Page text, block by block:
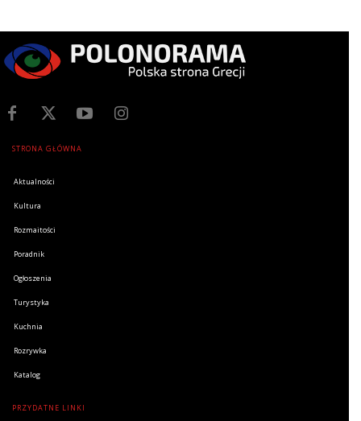
STRONA GŁÓWNA
Aktualności
Kultura
Rozmaitości
Poradnik
Ogłoszenia
Turystyka
Kuchnia
Rozrywka
Katalog
PRZYDATNE LINKI